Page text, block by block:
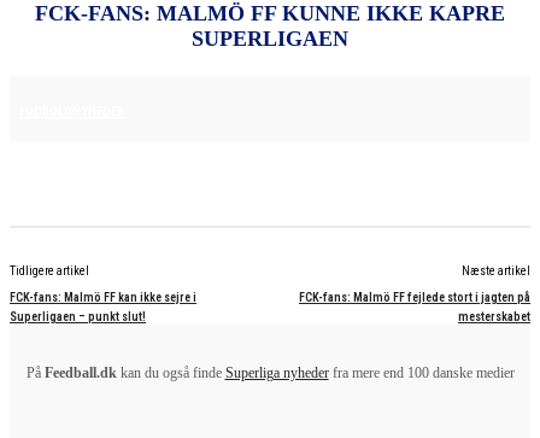
FCK-FANS: MALMÖ FF KUNNE IKKE KAPRE
SUPERLIGAEN
Tidligere artikel
FCK-fans: Malmö FF kan ikke sejre i
Superligaen – punkt slut!
Næste artikel
FCK-fans: Malmö FF fejlede stort i jagten på
mesterskabet
På Feedball.dkkan du også finde Superliga nyhederfra mere end 100 danske medier